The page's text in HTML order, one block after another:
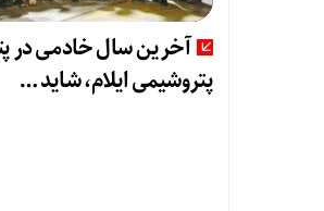
آخرین سال خادمی در
پتروشیمی ایلام، شاید …